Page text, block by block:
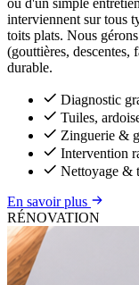
interviennent sur tous
toits plats. Nous
(gouttières, descentes,
durable.
Diagnostic
Tuiles,
Zinguerie &
Intervention
Nettoyage &
En savoir plus
RÉNOVATION